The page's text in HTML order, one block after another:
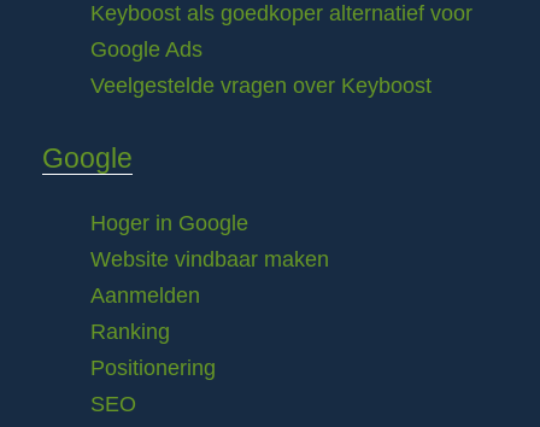
Keyboost als goedkoper alternatief voor
Google Ads
Veelgestelde vragen over Keyboost
Google
Hoger in Google
Website vindbaar maken
Aanmelden
Ranking
Positionering
SEO